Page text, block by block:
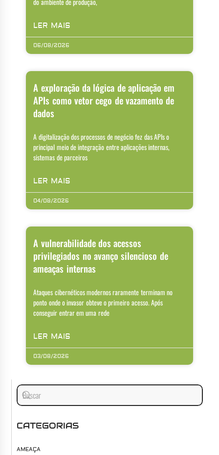
LER MAIS
06/08/2026
A exploração da lógica de aplicação em
APIs como vetor cego de vazamento de
dados
A digitalização dos processos de negócio fez das APIs o
principal meio de integração entre aplicações internas,
sistemas de parceiros
LER MAIS
04/08/2026
A vulnerabilidade dos acessos
privilegiados no avanço silencioso de
ameaças internas
Ataques cibernéticos modernos raramente terminam no
ponto onde o invasor obteve o primeiro acesso. Após
conseguir entrar em uma rede
LER MAIS
03/08/2026
CATEGORIAS
AMEAÇA